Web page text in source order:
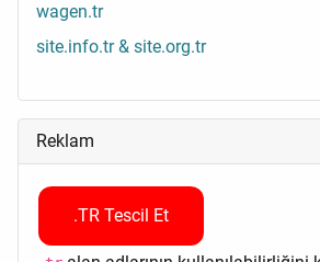
wagen.tr
site.info.tr & site.org.tr
Reklam
.TR Tescil Et